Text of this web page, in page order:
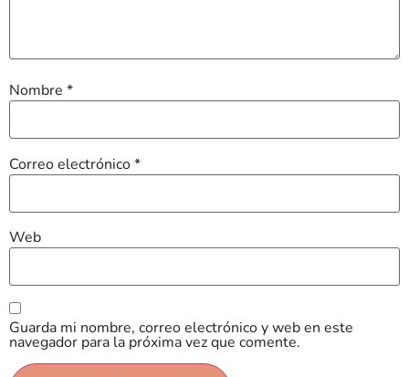
Nombre *
Correo electrónico*
Web
Guarda mi nombre, correo electrónico y web en este
navegador para la próxima vez que comente.